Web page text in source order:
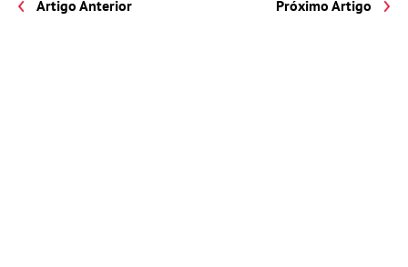
Artigo Anterior Próximo Artigo